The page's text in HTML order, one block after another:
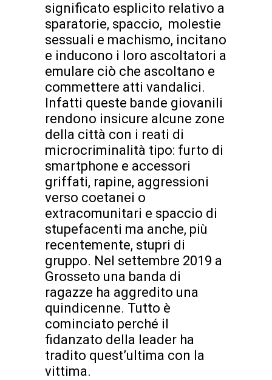
significato esplicito relativo a
sparatorie, spaccio, molestie
sessuali e machismo, incitano
e inducono i loro ascoltatori a
emulare ciò che ascoltano e
commettere atti vandalici.
Infatti queste bande giovanili
rendono insicure alcune zone
della città con i reati di
microcriminalità tipo: furto di
smartphone e accessori
griffati, rapine, aggressioni
verso coetanei o
extracomunitari e spaccio di
stupefacenti ma anche, più
recentemente, stupri di
gruppo. Nel settembre 2019 a
Grosseto una banda di
ragazze ha aggredito una
quindicenne. Tutto è
cominciato perché il
fidanzato della leader ha
tradito quest’ultima con la
vittima.